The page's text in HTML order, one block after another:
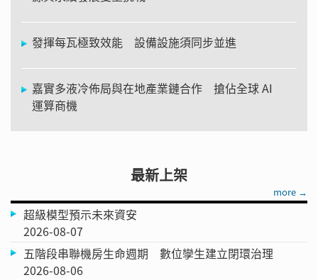
發揮每瓦極致效能 設備設施須同步並進
嘉實多液冷佈局與在地產業鏈合作 搶佔全球 AI
運算商機
最新上架
more →
超級模型預示未來資安
2026-08-07
五階段串聯機房生命週期 數位孿生建立閉環治理
2026-08-06